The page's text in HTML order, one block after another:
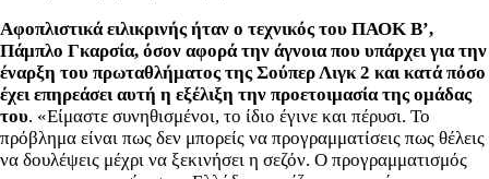
Αφοπλιστικά ειλικρινής ήταν ο τεχνικός του ΠΑΟΚ Β’,
Πάμπλο Γκαρσία, όσον αφορά την άγνοια που υπάρχει για την
έναρξη του πρωταθλήματος της Σούπερ Λιγκ 2 και κατά πόσο
έχει επηρεάσει αυτή η εξέλιξη την προετοιμασία της ομάδας
του. «Είμαστε συνηθισμένοι, το ίδιο έγινε και πέρυσι. Το
πρόβλημα είναι πως δεν μπορείς να προγραμματίσεις πως θέλεις
να δουλέψεις μέχρι να ξεκινήσει η σεζόν. Ο προγραμματισμός